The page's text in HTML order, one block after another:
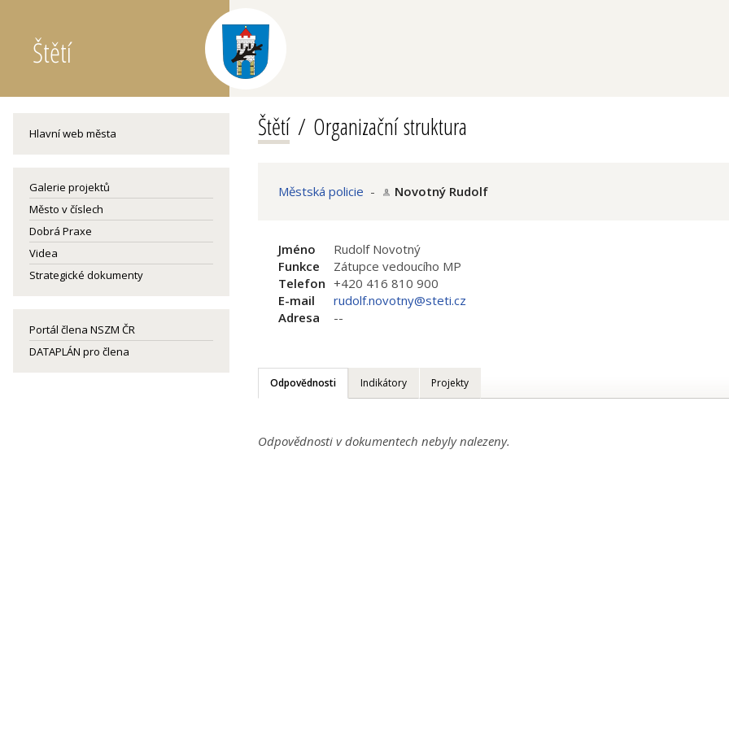
Štětí
Hlavní web města
Galerie projektů
Město v číslech
Dobrá Praxe
Videa
Strategické dokumenty
Portál člena NSZM ČR
DATAPLÁN pro člena
Štětí Organizační struktura
Městská policie - Novotný Rudolf
Jméno
Rudolf Novotný
Funkce
Zátupce vedoucího MP
Telefon +420 416 810 900
E-mail
rudolf.novotny@steti.cz
Adresa
--
Odpovědnosti Indikátory Projekty
Odpovědnosti v dokumentech nebyly nalezeny.